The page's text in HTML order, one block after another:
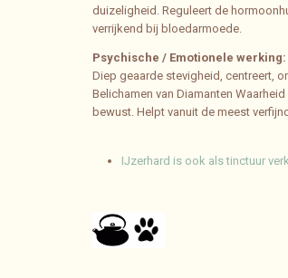
duizeligheid. Reguleert de
verrijkend bij bloedarmoede.
Psychische / Emotionele werking:
Diep geaarde stevigheid, centreert,
Belichamen van Diamanten
bewust. Helpt vanuit de meest
IJzerhard is ook als tinctuur